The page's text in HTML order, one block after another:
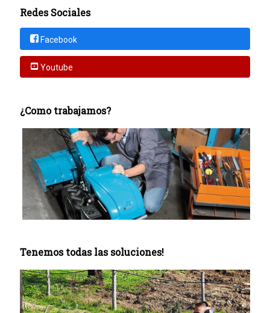
Redes Sociales
Facebook
Youtube
¿Como trabajamos?
Tenemos todas las soluciones!